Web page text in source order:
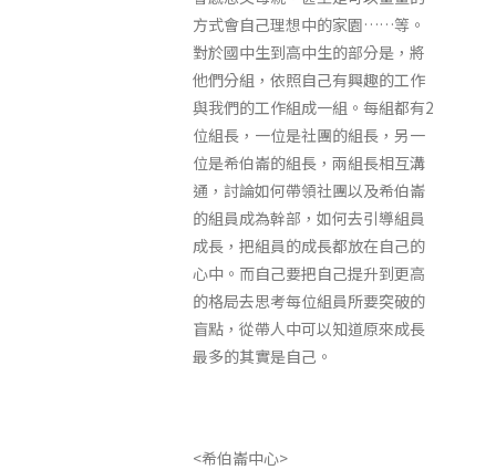
方式會自己理想中的家園……等。
對於國中生到高中生的部分是，將
他們分組，依照自己有興趣的工作
與我們的工作組成一組。每組都有2
位組長，一位是社團的組長，另一
位是希伯崙的組長，兩組長相互溝
通，討論如何帶領社團以及希伯崙
的組員成為幹部，如何去引導組員
成長，把組員的成長都放在自己的
心中。而自己要把自己提升到更高
的格局去思考每位組員所要突破的
盲點，從帶人中可以知道原來成長
最多的其實是自己。
<希伯崙中心>